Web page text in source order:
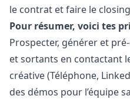
le contrat et faire le
Pour résumer, voici tes
Prospecter, générer et
et sortants en contactant
créative (Téléphone,
des démos pour l’équipe